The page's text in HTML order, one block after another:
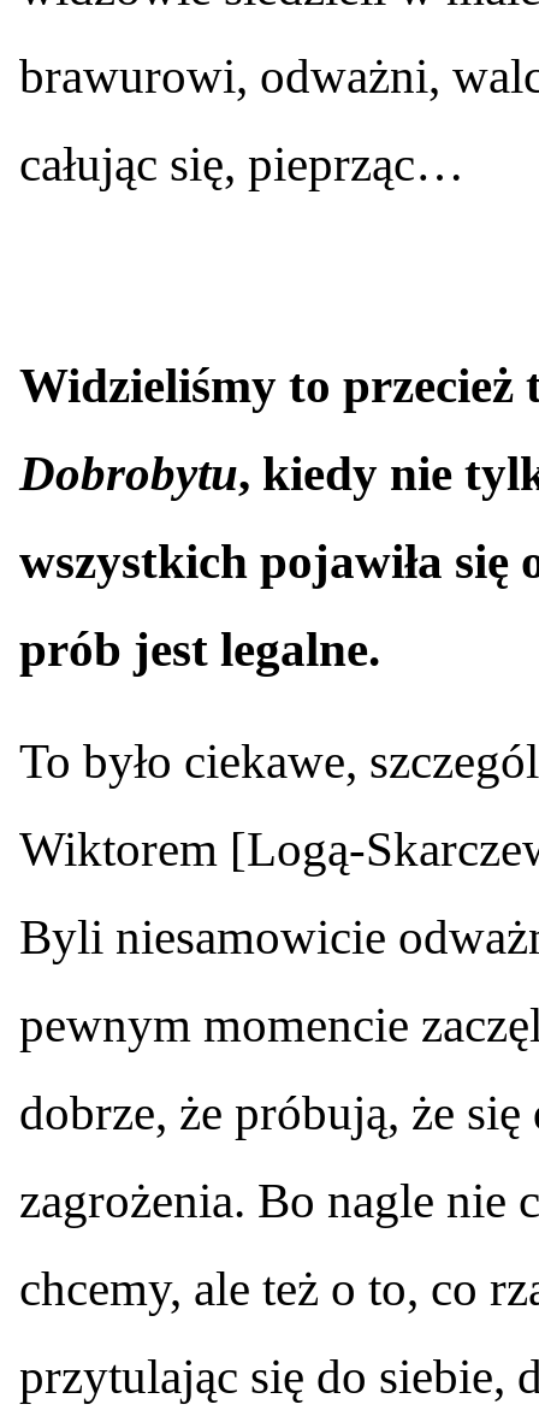
brawurowi, odważni,
całując się, pieprząc…
Widzieliśmy to przecież
Dobrobytu, kiedy nie
wszystkich pojawiła się
prób jest legalne.
To było ciekawe,
Wiktorem [Logą-
Byli niesamowicie
pewnym momencie
dobrze, że próbują, że
zagrożenia. Bo nagle nie
chcemy, ale też o to, co
przytulając się do siebie,